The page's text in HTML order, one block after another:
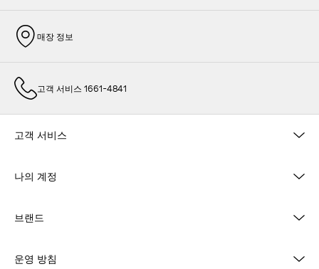
매장 정보
고객 서비스 1661-4841
고객 서비스
나의 계정
브랜드
운영 방침